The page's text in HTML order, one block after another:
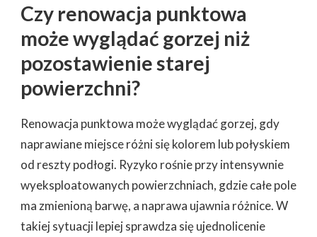
Czy renowacja punktowa
może wyglądać gorzej niż
pozostawienie starej
powierzchni?
Renowacja punktowa może wyglądać gorzej, gdy
naprawiane miejsce różni się kolorem lub połyskiem
od reszty podłogi. Ryzyko rośnie przy intensywnie
wyeksploatowanych powierzchniach, gdzie całe pole
ma zmienioną barwę, a naprawa ujawnia różnice. W
takiej sytuacji lepiej sprawdza się ujednolicenie